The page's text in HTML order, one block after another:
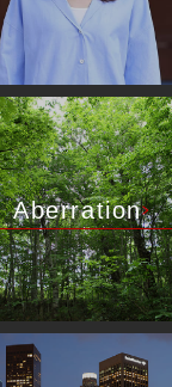
Aberration